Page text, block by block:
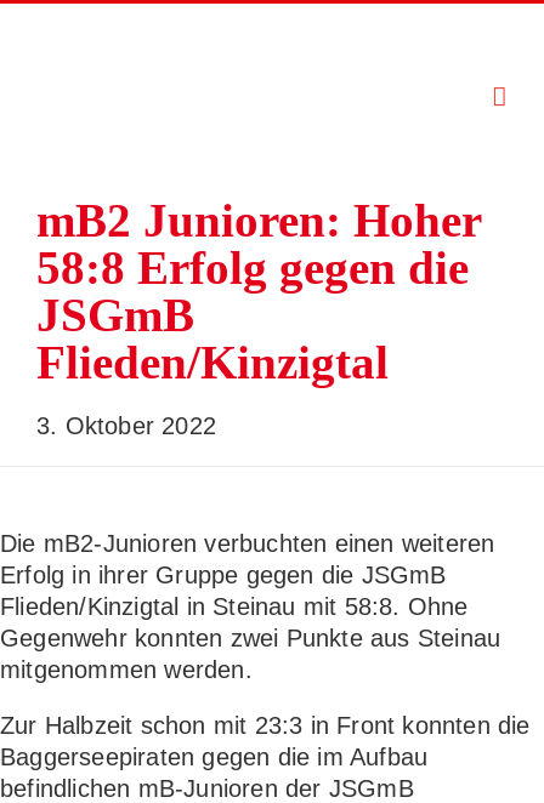
mB2 Junioren: Hoher
58:8 Erfolg gegen die
JSGmB
Flieden/Kinzigtal
3. Oktober 2022
Die mB2-Junioren verbuchten einen weiteren
Erfolg in ihrer Gruppe gegen die JSGmB
Flieden/Kinzigtal in Steinau mit 58:8. Ohne
Gegenwehr konnten zwei Punkte aus Steinau
mitgenommen werden.
Zur Halbzeit schon mit 23:3 in Front konnten die
Baggerseepiraten gegen die im Aufbau
befindlichen mB-Junioren der JSGmB